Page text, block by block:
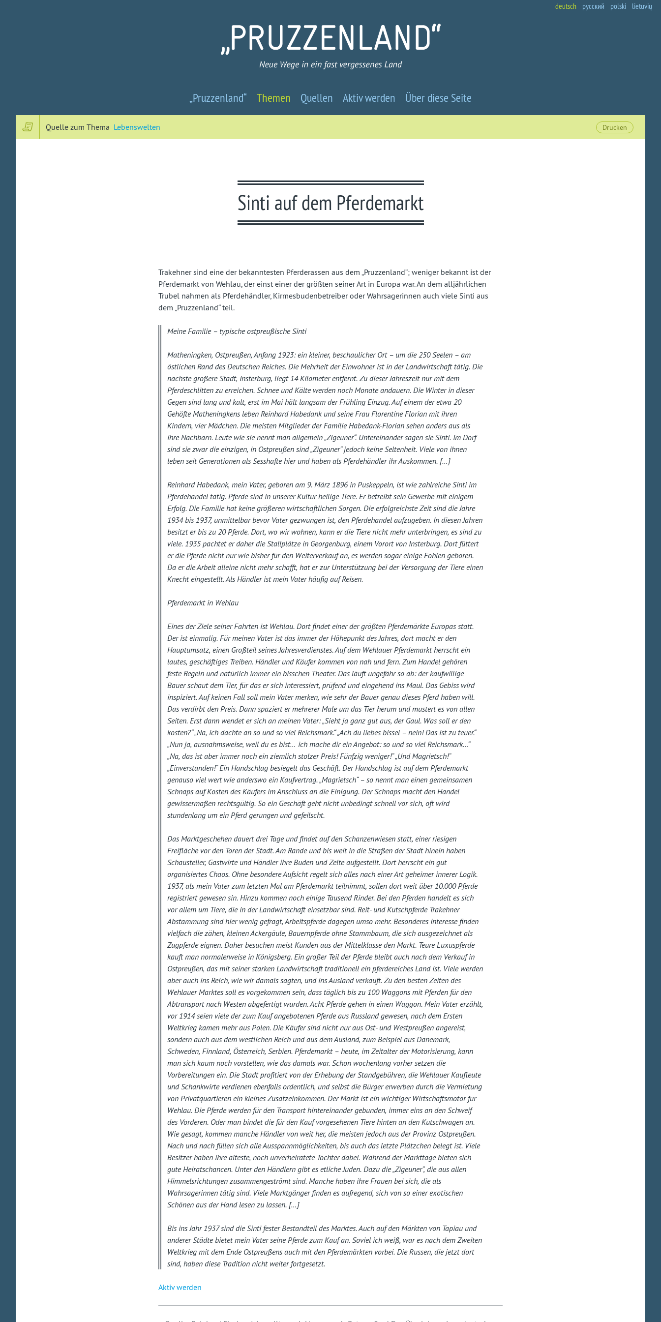
deutsch русский polski lietuvių
-
Neue
ein
fast
Land
„Pruzzenland“ Themen Quellen Aktiv werden Über diese Seite
Quelle zum Thema Lebenswelten Drucken
Sinti auf dem Pferdemarkt
Trakehner sind eine der bekanntesten Pferderassen aus dem „Pruzzenland“; weniger bekannt ist der
Pferdemarkt von Wehlau, der einst einer der größten seiner Art in Europa war. An dem alljährlichen
Trubel nahmen als Pferdehändler, Kirmesbudenbetreiber oder Wahrsagerinnen auch viele Sinti aus
dem „Pruzzenland“ teil.
Meine Familie – typische ostpreußische Sinti
Matheningken, Ostpreußen, Anfang 1923: ein kleiner, beschaulicher Ort – um die 250 Seelen – am
östlichen Rand des Deutschen Reiches. Die Mehrheit der Einwohner ist in der Landwirtschaft tätig. Die
nächste größere Stadt, Insterburg, liegt 14 Kilometer entfernt. Zu dieser Jahreszeit nur mit dem
Pferdeschlitten zu erreichen. Schnee und Kälte werden noch Monate andauern. Die Winter in dieser
Gegen sind lang und kalt, erst im Mai hält langsam der Frühling Einzug. Auf einem der etwa 20
Gehöfte Matheningkens leben Reinhard Habedank und seine Frau Florentine Florian mit ihren
Kindern, vier Mädchen. Die meisten Mitglieder der Familie Habedank-Florian sehen anders aus als
ihre Nachbarn. Leute wie sie nennt man allgemein „Zigeuner“. Untereinander sagen sie Sinti. Im Dorf
sind sie zwar die einzigen, in Ostpreußen sind „Zigeuner“ jedoch keine Seltenheit. Viele von ihnen
leben seit Generationen als Sesshafte hier und haben als Pferdehändler ihr Auskommen. […]
Reinhard Habedank, mein Vater, geboren am 9. März 1896 in Puskeppeln, ist wie zahlreiche Sinti im
Pferdehandel tätig. Pferde sind in unserer Kultur heilige Tiere. Er betreibt sein Gewerbe mit einigem
Erfolg. Die Familie hat keine größeren wirtschaftlichen Sorgen. Die erfolgreichste Zeit sind die Jahre
1934 bis 1937, unmittelbar bevor Vater gezwungen ist, den Pferdehandel aufzugeben. In diesen Jahren
besitzt er bis zu 20 Pferde. Dort, wo wir wohnen, kann er die Tiere nicht mehr unterbringen, es sind zu
viele. 1935 pachtet er daher die Stallplätze in Georgenburg, einem Vorort von Insterburg. Dort füttert
er die Pferde nicht nur wie bisher für den Weiterverkauf an, es werden sogar einige Fohlen geboren.
Da er die Arbeit alleine nicht mehr schafft, hat er zur Unterstützung bei der Versorgung der Tiere einen
Knecht eingestellt. Als Händler ist mein Vater häufig auf Reisen.
Pferdemarkt in Wehlau
Eines der Ziele seiner Fahrten ist Wehlau. Dort findet einer der größten Pferdemärkte Europas statt.
Der ist einmalig. Für meinen Vater ist das immer der Höhepunkt des Jahres, dort macht er den
Hauptumsatz, einen Großteil seines Jahresverdienstes. Auf dem Wehlauer Pferdemarkt herrscht ein
lautes, geschäftiges Treiben. Händler und Käufer kommen von nah und fern. Zum Handel gehören
feste Regeln und natürlich immer ein bisschen Theater. Das läuft ungefähr so ab: der kaufwillige
Bauer schaut dem Tier, für das er sich interessiert, prüfend und eingehend ins Maul. Das Gebiss wird
inspiziert. Auf keinen Fall soll mein Vater merken, wie sehr der Bauer genau dieses Pferd haben will.
Das verdirbt den Preis. Dann spaziert er mehrerer Male um das Tier herum und mustert es von allen
Seiten. Erst dann wendet er sich an meinen Vater: „Sieht ja ganz gut aus, der Gaul. Was soll er den
kosten?“ „Na, ich dachte an so und so viel Reichsmark.“ „Ach du liebes bissel – nein! Das ist zu teuer.“
„Nun ja, ausnahmsweise, weil du es bist… ich mache dir ein Angebot: so und so viel Reichsmark…“
„Na, das ist aber immer noch ein ziemlich stolzer Preis! Fünfzig weniger!“ „Und Magrietsch!“
„Einverstanden!“ Ein Handschlag besiegelt das Geschäft. Der Handschlag ist auf dem Pferdemarkt
genauso viel wert wie anderswo ein Kaufvertrag. „Magrietsch“ – so nennt man einen gemeinsamen
Schnaps auf Kosten des Käufers im Anschluss an die Einigung. Der Schnaps macht den Handel
gewissermaßen rechtsgültig. So ein Geschäft geht nicht unbedingt schnell vor sich, oft wird
stundenlang um ein Pferd gerungen und gefeilscht.
Das Marktgeschehen dauert drei Tage und findet auf den Schanzenwiesen statt, einer riesigen
Freifläche vor den Toren der Stadt. Am Rande und bis weit in die Straßen der Stadt hinein haben
Schausteller, Gastwirte und Händler ihre Buden und Zelte aufgestellt. Dort herrscht ein gut
organisiertes Chaos. Ohne besondere Aufsicht regelt sich alles nach einer Art geheimer innerer Logik.
1937, als mein Vater zum letzten Mal am Pferdemarkt teilnimmt, sollen dort weit über 10.000 Pferde
registriert gewesen sin. Hinzu kommen noch einige Tausend Rinder. Bei den Pferden handelt es sich
vor allem um Tiere, die in der Landwirtschaft einsetzbar sind. Reit- und Kutschpferde Trakehner
Abstammung sind hier wenig gefragt, Arbeitspferde dagegen umso mehr. Besonderes Interesse finden
vielfach die zähen, kleinen Ackergäule, Bauernpferde ohne Stammbaum, die sich ausgezeichnet als
Zugpferde eignen. Daher besuchen meist Kunden aus der Mittelklasse den Markt. Teure Luxuspferde
kauft man normalerweise in Königsberg. Ein großer Teil der Pferde bleibt auch nach dem Verkauf in
Ostpreußen, das mit seiner starken Landwirtschaft traditionell ein pferdereiches Land ist. Viele werden
aber auch ins Reich, wie wir damals sagten, und ins Ausland verkauft. Zu den besten Zeiten des
Wehlauer Marktes soll es vorgekommen sein, dass täglich bis zu 100 Waggons mit Pferden für den
Abtransport nach Westen abgefertigt wurden. Acht Pferde gehen in einen Waggon. Mein Vater erzählt,
vor 1914 seien viele der zum Kauf angebotenen Pferde aus Russland gewesen, nach dem Ersten
Weltkrieg kamen mehr aus Polen. Die Käufer sind nicht nur aus Ost- und Westpreußen angereist,
sondern auch aus dem westlichen Reich und aus dem Ausland, zum Beispiel aus Dänemark,
Schweden, Finnland, Österreich, Serbien. Pferdemarkt – heute, im Zeitalter der Motorisierung, kann
man sich kaum noch vorstellen, wie das damals war. Schon wochenlang vorher setzen die
Vorbereitungen ein. Die Stadt profitiert von der Erhebung der Standgebühren, die Wehlauer Kaufleute
und Schankwirte verdienen ebenfalls ordentlich, und selbst die Bürger erwerben durch die Vermietung
von Privatquartieren ein kleines Zusatzeinkommen. Der Markt ist ein wichtiger Wirtschaftsmotor für
Wehlau. Die Pferde werden für den Transport hintereinander gebunden, immer eins an den Schweif
des Vorderen. Oder man bindet die für den Kauf vorgesehenen Tiere hinten an den Kutschwagen an.
Wie gesagt, kommen manche Händler von weit her, die meisten jedoch aus der Provinz Ostpreußen.
Nach und nach füllen sich alle Ausspannmöglichkeiten, bis auch das letzte Plätzchen belegt ist. Viele
Besitzer haben ihre älteste, noch unverheiratete Tochter dabei. Während der Markttage bieten sich
gute Heiratschancen. Unter den Händlern gibt es etliche Juden. Dazu die „Zigeuner“, die aus allen
Himmelsrichtungen zusammengeströmt sind. Manche haben ihre Frauen bei sich, die als
Wahrsagerinnen tätig sind. Viele Marktgänger finden es aufregend, sich von so einer exotischen
Schönen aus der Hand lesen zu lassen. […]
Bis ins Jahr 1937 sind die Sinti fester Bestandteil des Marktes. Auch auf den Märkten von Tapiau und
anderer Städte bietet mein Vater seine Pferde zum Kauf an. Soviel ich weiß, war es nach dem Zweiten
Weltkrieg mit dem Ende Ostpreußens auch mit den Pferdemärkten vorbei. Die Russen, die jetzt dort
sind, haben diese Tradition nicht weiter fortgesetzt.
Aktiv werden